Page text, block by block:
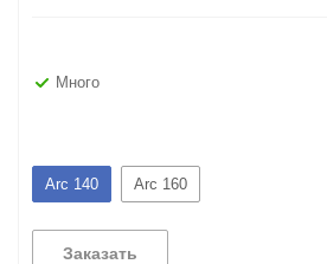
Много
Arc 140 Arc 160
Заказать